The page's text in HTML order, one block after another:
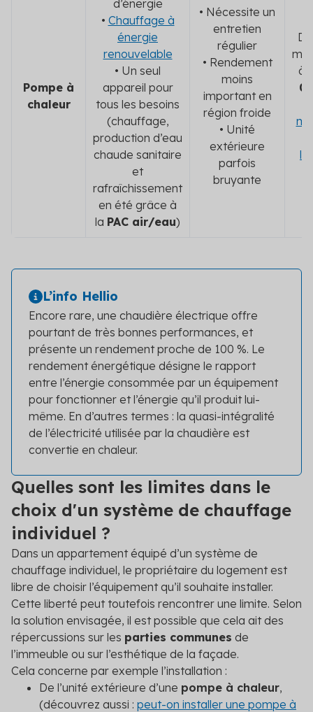
Pompe à
chaleur
d’énergie
• Chauffage à
énergie
renouvelable
• Un seul
appareil pour
tous les besoins
(chauffage,
production d’eau
chaude sanitaire
et
rafraîchissement
en été grâce à
la PAC air/eau)
• Nécessite un
entretien
régulier
• Rendement
moins
important en
région froide
• Unité
extérieure
parfois
bruyante
à
L’info Hellio
Encore rare, une chaudière électrique offre
pourtant de très bonnes performances, et
présente un rendement proche de 100 %. Le
rendement énergétique désigne le rapport
entre l’énergie consommée par un équipement
pour fonctionner et l’énergie qu’il produit lui-
même. En d’autres termes : la quasi-intégralité
de l’électricité utilisée par la chaudière est
convertie en chaleur.
Quelles sont les limites dans le
choix d'un système de chauffage
individuel ?
Dans un appartement équipé d’un système de
chauffage individuel, le propriétaire du logement est
libre de choisir l’équipement qu’il souhaite installer.
Cette liberté peut toutefois rencontrer une limite. Selon
la solution envisagée, il est possible que cela ait des
répercussions sur les parties communes de
l’immeuble ou sur l’esthétique de la façade.
Cela concerne par exemple l’installation :
De l’unité extérieure d’une pompe à chaleur,
(découvrez aussi : peut-on installer une pompe à